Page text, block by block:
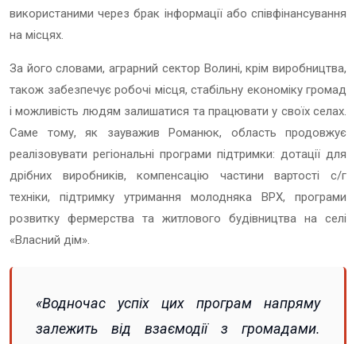
використаними через брак інформації або співфінансування
на місцях.
За його словами, аграрний сектор Волині, крім виробництва,
також забезпечує робочі місця, стабільну економіку громад
і можливість людям залишатися та працювати у своїх селах.
Саме тому, як зауважив Романюк, область продовжує
реалізовувати регіональні програми підтримки: дотації для
дрібних виробників, компенсацію частини вартості с/г
техніки, підтримку утримання молодняка ВРХ, програми
розвитку фермерства та житлового будівництва на селі
«Власний дім».
«Водночас успіх цих програм напряму
залежить від взаємодії з громадами.